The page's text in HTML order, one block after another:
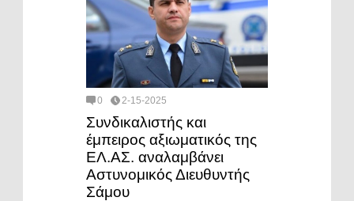
0 2-15-2025
Συνδικαλιστής και
έμπειρος αξιωματικός της
ΕΛ.ΑΣ. αναλαμβάνει
Αστυνομικός Διευθυντής
Σάμου